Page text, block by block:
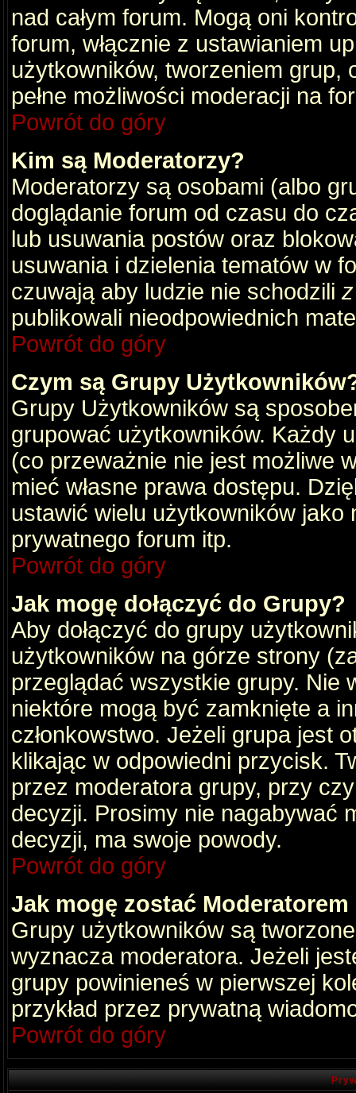
nad całym forum. Mogą oni
forum, włącznie z ustawianiem
użytkowników, tworzeniem grup,
pełne możliwości moderacji na
Powrót do góry
Kim są Moderatorzy?
Moderatorzy są osobami (albo
doglądanie forum od czasu do
lub usuwania postów oraz
usuwania i dzielenia tematów w
czuwają aby ludzie nie schodzili
publikowali nieodpowiednich
Powrót do góry
Czym są Grupy
Grupy Użytkowników są
grupować użytkowników. Każdy
(co przeważnie nie jest możliwe
mieć własne prawa dostępu.
ustawić wielu użytkowników
prywatnego forum itp.
Powrót do góry
Jak mogę dołączyć do Grupy?
Aby dołączyć do grupy
użytkowników na górze strony
przeglądać wszystkie grupy. Nie
niektóre mogą być zamknięte a
członkowstwo. Jeżeli grupa jest
klikając w odpowiedni przycisk.
przez moderatora grupy, przy
decyzji. Prosimy nie nagabywać
decyzji, ma swoje powody.
Powrót do góry
Jak mogę zostać
Grupy użytkowników są
wyznacza moderatora. Jeżeli
grupy powinieneś w pierwszej
przykład przez prywatną
Powrót do góry